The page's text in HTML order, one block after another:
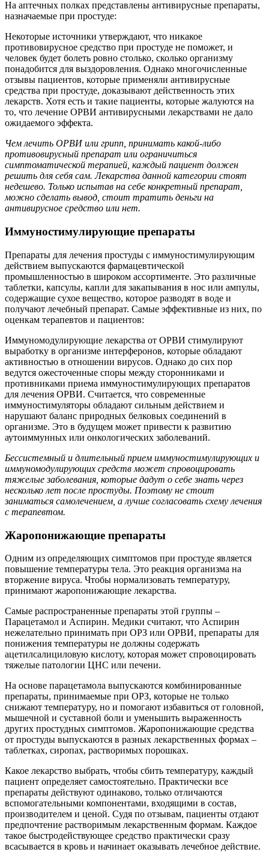
На аптечных полках представлены антивирусные препараты,
назначаемые при простуде:
Некоторые источники утверждают, что никакое
противовирусное средство при простуде не поможет, и
человек будет болеть ровно столько, сколько организму
понадобится для выздоровления. Однако многочисленные
отзывы пациентов, которые применяли антивирусные
средства при простуде, доказывают действенность этих
лекарств. Хотя есть и такие пациенты, которые жалуются на
то, что лечение ОРВИ антивирусными лекарствами не дало
ожидаемого эффекта.
Чем лечить ОРВИ или грипп, принимать какой-либо
противовирусный препарат или ограничиться
симптоматической терапией, каждый пациент должен
решить для себя сам. Лекарства данной категории стоят
недешево. Только испытав на себе конкретный препарат,
можно сделать вывод, стоит тратить деньги на
антивирусное средство или нет.
Иммуностимулирующие препараты
Препараты для лечения простуды с иммуностимулирующим
действием выпускаются фармацевтической
промышленностью в широком ассортименте. Это различные
таблетки, капсулы, капли для закапывания в нос или ампулы,
содержащие сухое вещество, которое разводят в воде и
получают лечебный препарат. Самые эффективные из них, по
оценкам терапевтов и пациентов:
Иммуномодулирующие лекарства от ОРВИ стимулируют
выработку в организме интерферонов, которые обладают
активностью в отношении вирусов. Однако до сих пор
ведутся ожесточенные споры между сторонниками и
противниками приема иммуностимулирующих препаратов
для лечения ОРВИ. Считается, что современные
иммуностимуляторы обладают сильным действием и
нарушают баланс природных белковых соединений в
организме. Это в будущем может привести к развитию
аутоиммунных или онкологических заболеваний.
Бессистемный и длительный прием иммуностимулирующих и
иммуномодулирующих средств может спровоцировать
тяжелые заболевания, которые дадут о себе знать через
несколько лет после простуды. Поэтому не стоит
заниматься самолечением, а лучше согласовать схему лечения
с терапевтом.
Жаропонижающие препараты
Одним из определяющих симптомов при простуде является
повышение температуры тела. Это реакция организма на
вторжение вируса. Чтобы нормализовать температуру,
принимают жаропонижающие лекарства.
Самые распространенные препараты этой группы –
Парацетамол и Аспирин. Медики считают, что Аспирин
нежелательно принимать при ОРЗ или ОРВИ, препараты для
понижения температуры не должны содержать
ацетилсалициловую кислоту, которая может спровоцировать
тяжелые патологии ЦНС или печени.
На основе парацетамола выпускаются комбинированные
препараты, принимаемые при ОРЗ, которые не только
снижают температуру, но и помогают избавиться от головной,
мышечной и суставной боли и уменьшить выраженность
других простудных симптомов. Жаропонижающие средства
от простуды выпускаются в разных лекарственных формах –
таблетках, сиропах, растворимых порошках.
Какое лекарство выбрать, чтобы сбить температуру, каждый
пациент определяет самостоятельно. Практически все
препараты действуют одинаково, только отличаются
вспомогательными компонентами, входящими в состав,
производителем и ценой. Судя по отзывам, пациенты отдают
предпочтение растворимым лекарственным формам. Каждое
такое быстродействующее средство практически сразу
всасывается в кровь и начинает оказывать лечебное действие.